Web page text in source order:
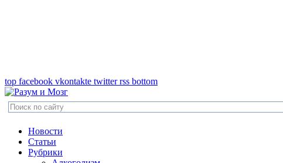
top facebook vkontakte twitter rss bottom
Новости
Статьи
Рубрики